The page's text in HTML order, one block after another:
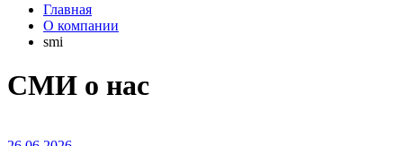
Главная
О компании
smi
СМИ о нас